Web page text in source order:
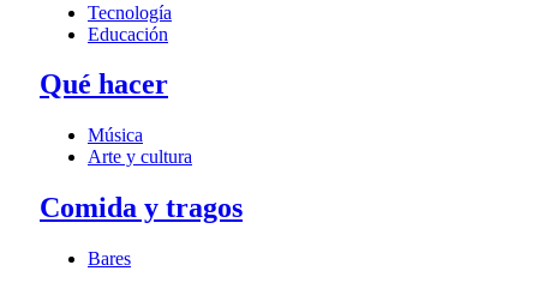
Tecnología
Educación
Qué hacer
Música
Arte y cultura
Comida y tragos
Bares